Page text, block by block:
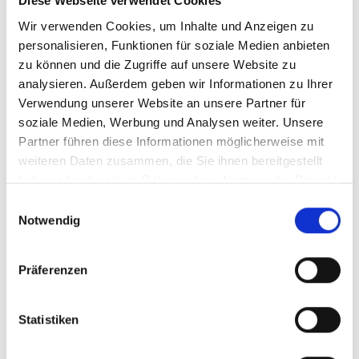
Wir verwenden Cookies, um Inhalte und Anzeigen zu
personalisieren, Funktionen für soziale Medien anbieten
zu können und die Zugriffe auf unsere Website zu
analysieren. Außerdem geben wir Informationen zu Ihrer
Verwendung unserer Website an unsere Partner für
soziale Medien, Werbung und Analysen weiter. Unsere
Partner führen diese Informationen möglicherweise mit
weiteren Daten zusammen, die Sie ihnen bereitgestellt
haben oder die sie im Rahmen Ihrer Nutzung der Dienste
Notwendig
Präferenzen
Statistiken
Projekt
Strategische Umweltdialoge
Videos zum Projekt
Diese Inhalte können nicht angezeigt werden, da die
Marketing-Cookies abgelehnt wurden. Klicken Sie